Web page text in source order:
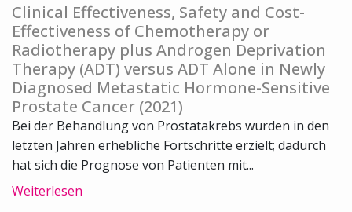
Clinical Effectiveness, Safety and Cost-
Effectiveness of Chemotherapy or
Radiotherapy plus Androgen Deprivation
Therapy (ADT) versus ADT Alone in Newly
Diagnosed Metastatic Hormone-Sensitive
Prostate Cancer (2021)
Bei der Behandlung von Prostatakrebs wurden in den
letzten Jahren erhebliche Fortschritte erzielt; dadurch
hat sich die Prognose von Patienten mit...
Weiterlesen